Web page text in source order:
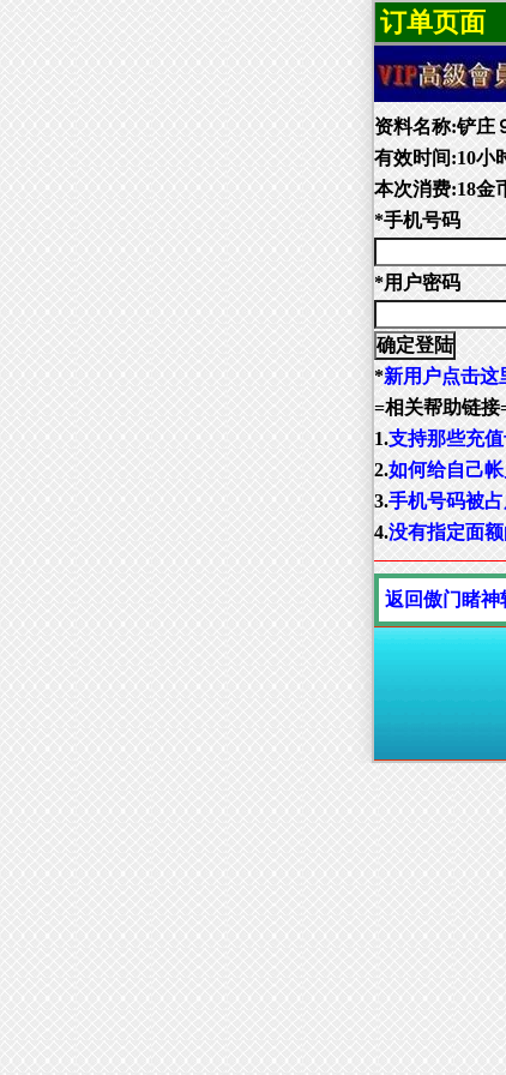
订单页面
资料名称:铲庄
有效时间:10小
本次消费:18金
*手机号码
*用户密码
*新用户点击这
=相关帮助链接
1.支持那些充
2.如何给自己
3.手机号码被占
4.没有指定面
返回傲门睹神